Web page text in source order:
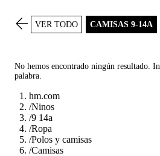
VER TODO CAMISAS 9-14A
No hemos encontrado ningún resultado.
palabra.
hm.com
/Ninos
/9 14a
/Ropa
/Polos y camisas
/Camisas